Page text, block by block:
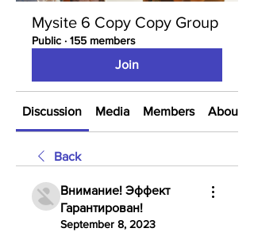
Mysite 6 Copy Copy Group
Public · 155 members
Join
Discussion Media Members About
Back
Внимание! Эффект
Гарантирован!
September 8, 2023